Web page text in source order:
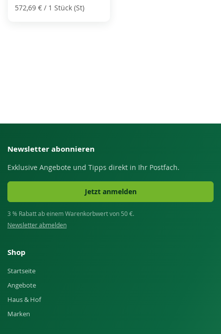
572,69 € / 1 Stück (St)
Newsletter abonnieren
Exklusive Angebote und Tipps direkt in Ihr Postfach.
Jetzt anmelden
3 % Rabatt ab einem Warenkorbwert von 50 €.
Newsletter abmelden
Shop
Startseite
Angebote
Haus & Hof
Marken